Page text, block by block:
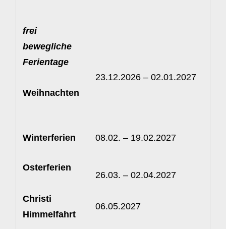
frei
bewegliche
Ferientage
Weihnachten
23.12.2026 – 02.01.2027
Winterferien 08.02. – 19.02.2027
Osterferien
Christi
Himmelfahrt
26.03. – 02.04.2027
06.05.2027